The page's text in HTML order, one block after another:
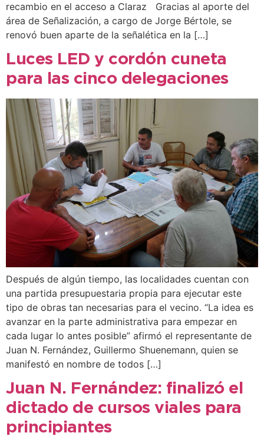
recambio en el acceso a Claraz Gracias al aporte del
área de Señalización, a cargo de Jorge Bértole, se
renovó buen aparte de la señalética en la […]
Luces LED y cordón cuneta
para las cinco delegaciones
Después de algún tiempo, las localidades cuentan con
una partida presupuestaria propia para ejecutar este
tipo de obras tan necesarias para el vecino. “La idea es
avanzar en la parte administrativa para empezar en
cada lugar lo antes posible” afirmó el representante de
Juan N. Fernández, Guillermo Shuenemann, quien se
manifestó en nombre de todos […]
Juan N. Fernández: finalizó el
dictado de cursos viales para
principiantes